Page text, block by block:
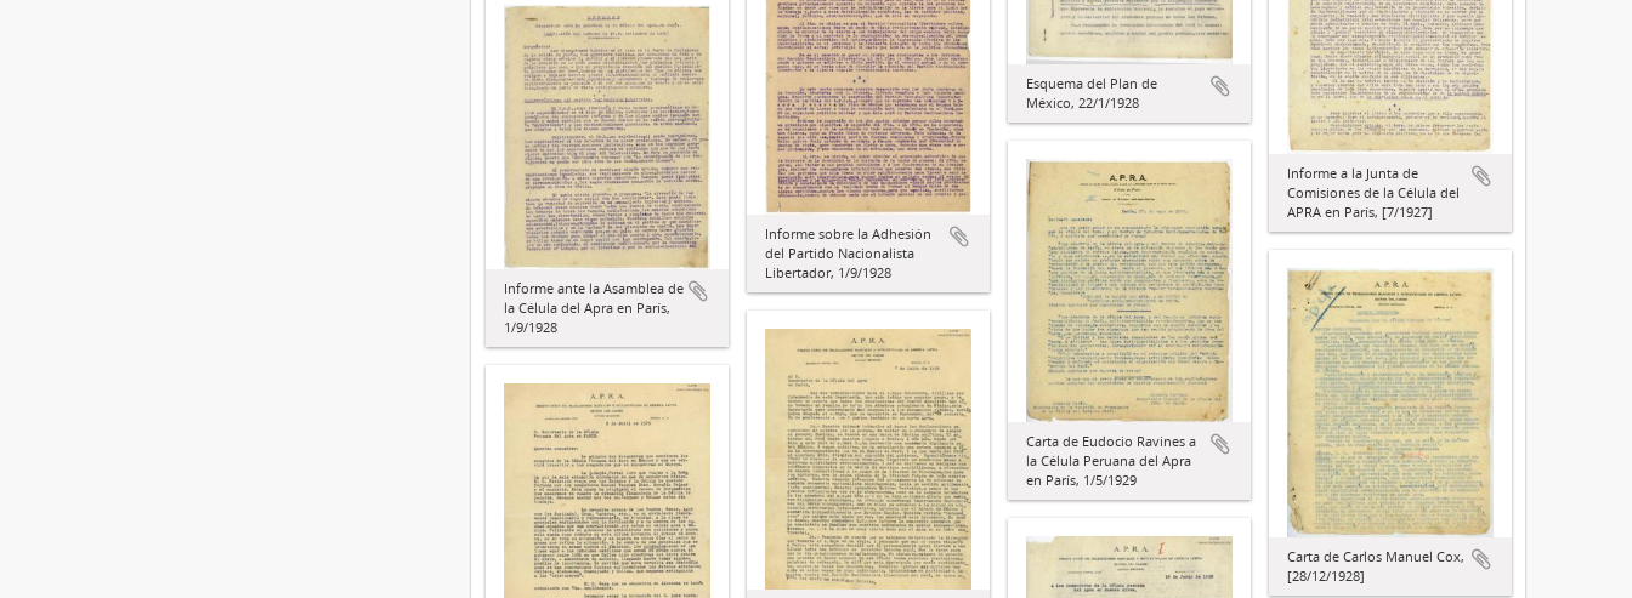
Esquema del Plan de
México, 22/1/1928
Informe a la Junta de
Comisiones de la Célula del
APRA en París, [7/1927]
Informe sobre la Adhesión
del Partido Nacionalista
Libertador, 1/9/1928
Informe ante la Asamblea de
la Célula del Apra en París,
1/9/1928
Carta de Eudocio Ravines a
la Célula Peruana del Apra
en París, 1/5/1929
Carta de Carlos Manuel Cox,
[28/12/1928]